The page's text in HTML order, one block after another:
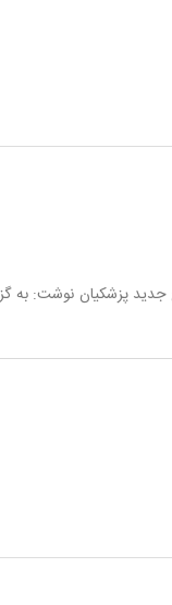
جدید پزشکیان نوشت: